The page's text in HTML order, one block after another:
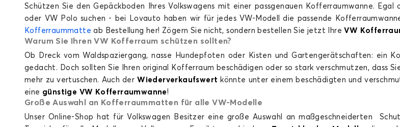
Kofferraummatten für VOLKSWAGEN EOS Kofferraummatten für
GOLF 3
Kofferraummatten für VOLKSWAGEN GOLF 3 Kofferraummatten für VOLKSWAGEN
Schützen Sie den Gepäckboden Ihres Volkswagens mit einer passgenauen Kofferraumwanne.
oder VW Polo suchen - bei Lovauto haben wir für jedes VW-Modell die passende
Kofferraummatte ab Bestellung her! Zögern Sie nicht, sondern bestellen Sie jetzt IhreVW
Warum Sie Ihren VW Kofferraum schützen sollten?
Ob Dreck vom Waldspaziergang, nasse Hundepfoten oder Kisten und Gartengerätschaften: ein
gedacht. Doch sollten Sie Ihren original Kofferraum beschädigen oder so stark verschmutzen, dass
mehr zu vertuschen. Auch derWiederverkaufswert könnte unter einem beschädigten und
eine günstige VW Kofferraumwanne!
Große Auswahl an Kofferraummatten für alle VW-Modelle
Unser Online-Shop hat für Volkswagen Besitzer eine große Auswahl an maßgeschneiderten